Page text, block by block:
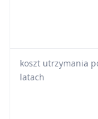
koszt utrzymania
latach